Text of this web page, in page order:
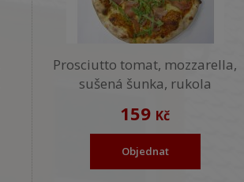
Prosciutto tomat, mozzarella,
sušená šunka, rukola
159 Kč
Objednat